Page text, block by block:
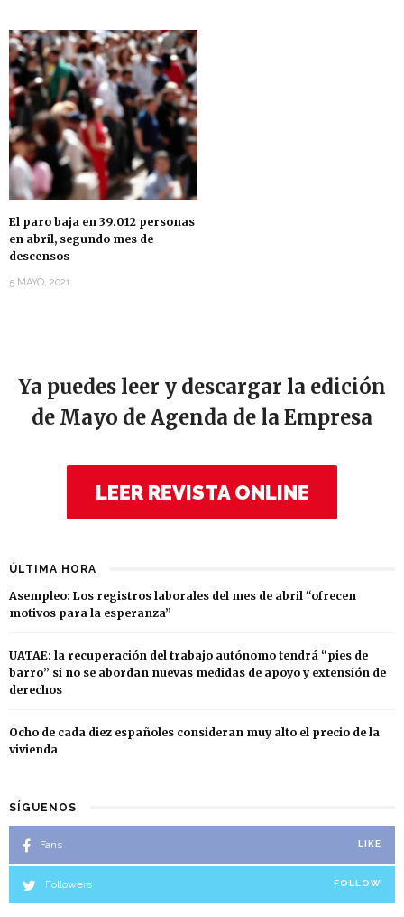
El paro baja en 39.012 personas
en abril, segundo mes de
descensos
5 MAYO, 2021
Ya puedes leer y descargar la edición
de Mayo de Agenda de la Empresa
LEER REVISTA ONLINE
ÚLTIMA HORA
Asempleo: Los registros laborales del mes de abril “ofrecen
motivos para la esperanza”
UATAE: la recuperación del trabajo autónomo tendrá “pies de
barro” si no se abordan nuevas medidas de apoyo y extensión de
derechos
Ocho de cada diez españoles consideran muy alto el precio de la
vivienda
SÍGUENOS
Fans LIKE
Followers FOLLOW